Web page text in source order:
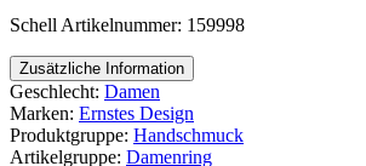
Schell Artikelnummer: 159998
Zusätzliche Information
Geschlecht: Damen
Marken: Ernstes Design
Produktgruppe: Handschmuck
Artikelgruppe: Damenring